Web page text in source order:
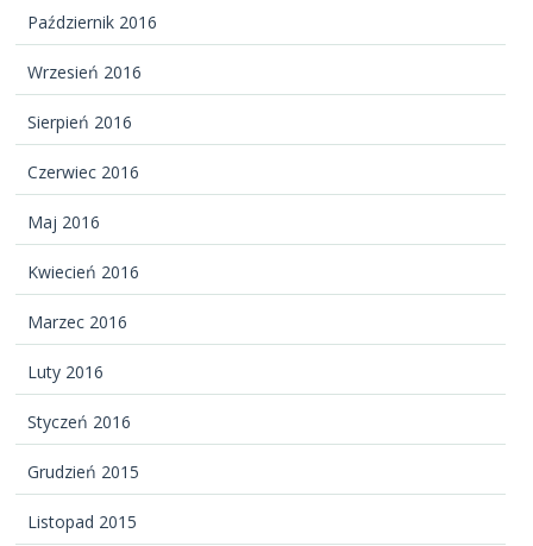
Październik 2016
Wrzesień 2016
Sierpień 2016
Czerwiec 2016
Maj 2016
Kwiecień 2016
Marzec 2016
Luty 2016
Styczeń 2016
Grudzień 2015
Listopad 2015